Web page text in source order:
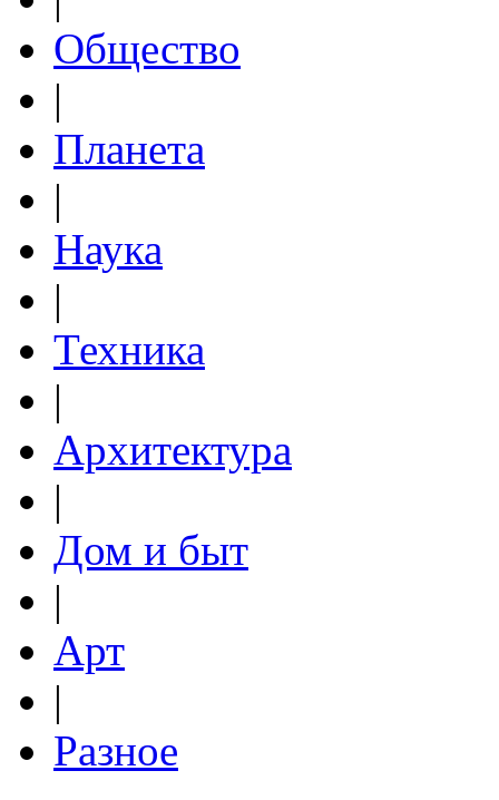
Общество
|
Планета
|
Наука
|
Техника
|
Архитектура
|
Дом и быт
|
Арт
|
Разное